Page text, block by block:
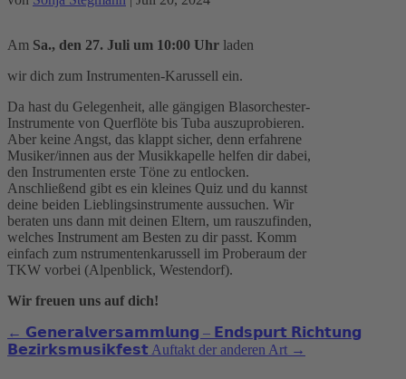
Am Sa., den 27. Juli um 10:00 Uhr laden
wir dich zum Instrumenten-Karussell ein.
Da hast du Gelegenheit, alle gängigen Blasorchester-
Instrumente von Querflöte bis Tuba auszuprobieren.
Aber keine Angst, das klappt sicher, denn erfahrene
Musiker/innen aus der Musikkapelle helfen dir dabei,
den Instrumenten erste Töne zu entlocken.
Anschließend gibt es ein kleines Quiz und du kannst
deine beiden Lieblingsinstrumente aussuchen. Wir
beraten uns dann mit deinen Eltern, um rauszufinden,
welches Instrument am Besten zu dir passt. Komm
einfach zum nstrumentenkarussell im Proberaum der
TKW vorbei (Alpenblick, Westendorf).
Wir freuen uns auf dich!
← 𝗚𝗲𝗻𝗲𝗿𝗮𝗹𝘃𝗲𝗿𝘀𝗮𝗺𝗺𝗹𝘂𝗻𝗴 – 𝗘𝗻𝗱𝘀𝗽𝘂𝗿𝘁 𝗥𝗶𝗰𝗵𝘁𝘂𝗻𝗴
𝗕𝗲𝘇𝗶𝗿𝗸𝘀𝗺𝘂𝘀𝗶𝗸𝗳𝗲𝘀𝘁 Auftakt der anderen Art →